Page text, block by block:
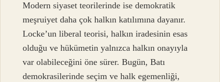
Modern siyaset teorilerinde ise demokratik
meşruiyet daha çok halkın katılımına dayanır.
Locke’un liberal teorisi, halkın iradesinin esas
olduğu ve hükümetin yalnızca halkın onayıyla
var olabileceğini öne sürer. Bugün, Batı
demokrasilerinde seçim ve halk egemenliği,